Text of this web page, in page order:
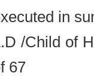
executed in
L.D /Child
of 67